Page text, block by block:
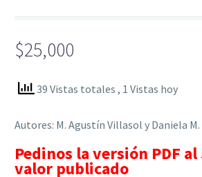
$25,000
39 Vistas totales , 1 Vistas hoy
Autores: M. Agustín Villasol y Daniela
Pedinos la versión PDF
valor publicado